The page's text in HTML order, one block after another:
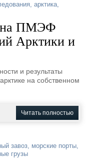
, арктика,
на ПМЭФ
Арктики и
и результаты
на собственном
Читать полностью
завоз, морские порты,
грузы